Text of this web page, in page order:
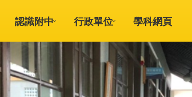
認識附中 行政單位 學科網頁